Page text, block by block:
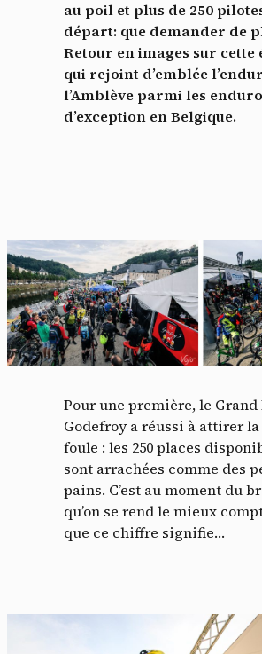
au poil et plus de 250
départ: que demander de
Retour en images sur cette
qui rejoint d’emblée
l’Amblève parmi les
d’exception en Belgique.
Pour une première, le Grand
Godefroy a réussi à attirer
foule : les 250 places
sont arrachées comme des
pains. C’est au moment du
qu’on se rend le mieux
que ce chiffre signifie…